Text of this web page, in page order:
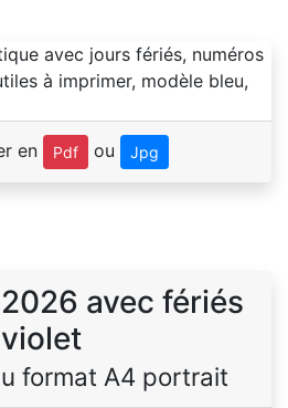
en Pdf ou Jpg
avec fériés
violet
format A4 portrait